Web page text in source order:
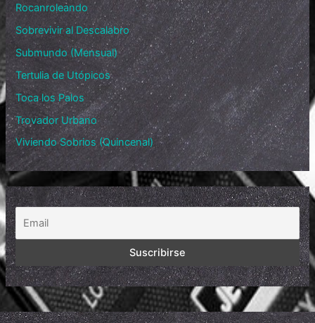
Rocanroleando
Sobrevivir al Descalabro
Submundo (Mensual)
Tertulia de Utópicos
Toca los Palos
Trovador Urbano
Viviendo Sobrios (Quincenal)